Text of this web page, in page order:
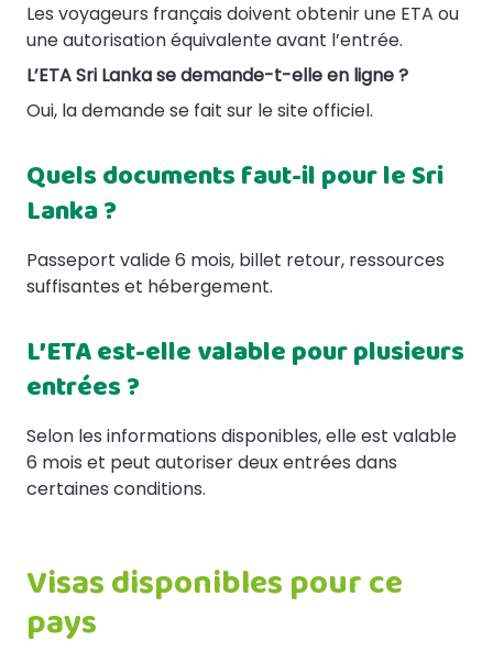
Les voyageurs français doivent obtenir une ETA ou
une autorisation équivalente avant l’entrée.
L’ETA Sri Lanka se demande-t-elle en ligne ?
Oui, la demande se fait sur le site officiel.
Quels documents faut-il pour le Sri
Lanka ?
Passeport valide 6 mois, billet retour, ressources
suffisantes et hébergement.
L’ETA est-elle valable pour plusieurs
entrées ?
Selon les informations disponibles, elle est valable
6 mois et peut autoriser deux entrées dans
certaines conditions.
Visas disponibles pour ce
pays